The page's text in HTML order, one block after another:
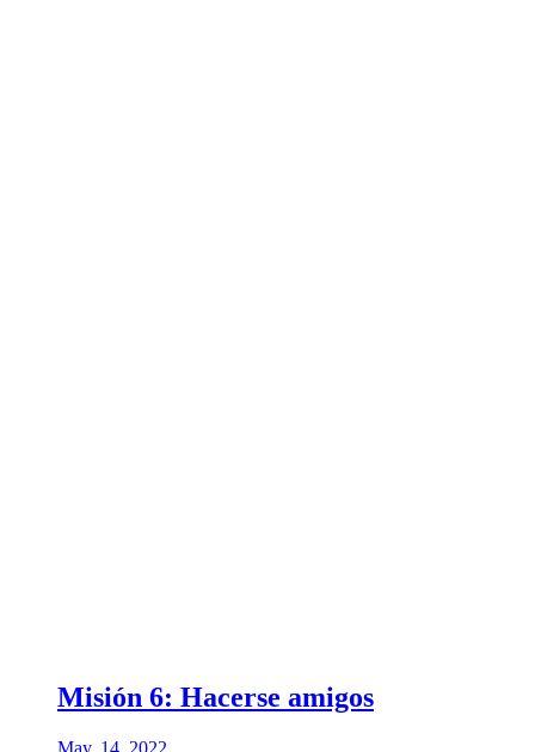
Misión 6: Hacerse amigos
May. 14, 2022